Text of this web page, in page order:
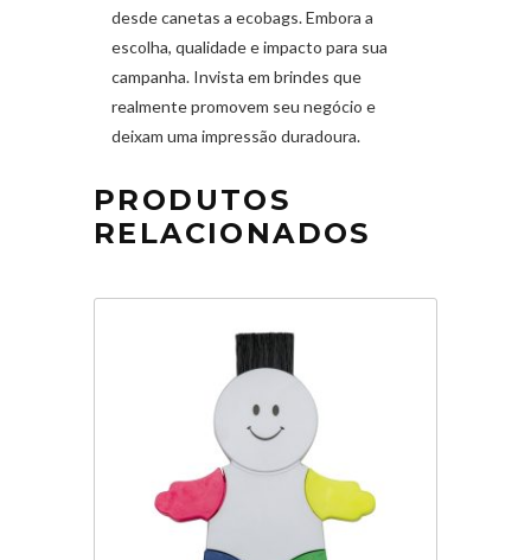
desde canetas a ecobags. Embora a
escolha, qualidade e impacto para sua
campanha. Invista em brindes que
realmente promovem seu negócio e
deixam uma impressão duradoura.
PRODUTOS
RELACIONADOS